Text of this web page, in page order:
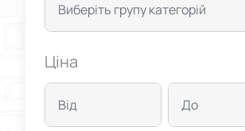
Виберіть групу категорій
Ціна
Від До